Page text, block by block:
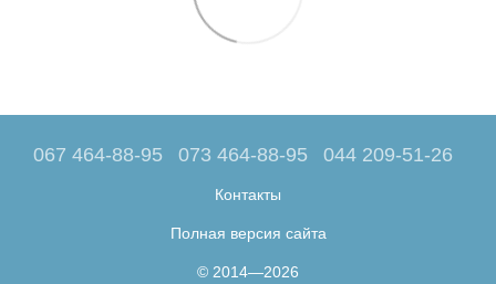
067 464-88-95 073 464-88-95 044 209-51-26
Контакты
Полная версия сайта
© 2014—2026